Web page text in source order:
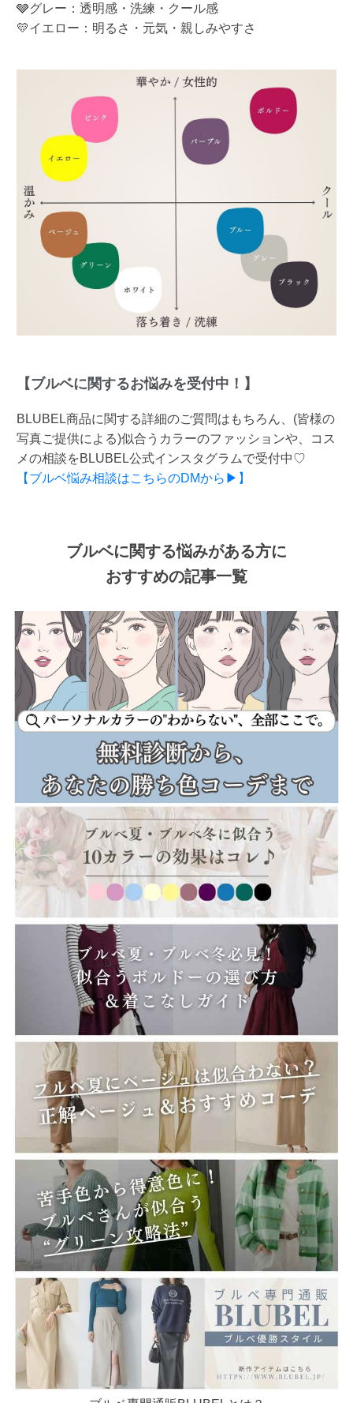
🩶グレー：透明感・洗練・クール感
💛イエロー：明るさ・元気・親しみやすさ
【ブルベに関するお悩みを受付中！】
BLUBEL商品に関する詳細のご質問はもちろん、(皆様の
写真ご提供による)似合うカラーのファッションや、コス
メの相談をBLUBEL公式インスタグラムで受付中♡
【ブルベ悩み相談はこちらのDMから▶】
ブルベに関する悩みがある方に
おすすめの記事一覧